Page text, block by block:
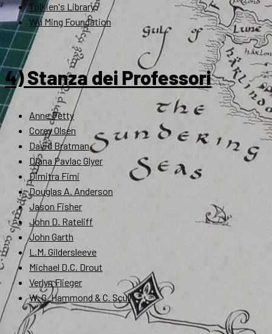
Tolkien's Library
Wu Ming Foundation
4) Stanza dei Professori
Anne Petty
Corey Olsen
David Bratman
Diana Pavlac Glyer
Dimitra Fimi
Douglas A. Anderson
Jason Fisher
John D. Rateliff
John Garth
L.M. Gildersleeve
Michael D.C. Drout
Verlyn Flieger
W. G. Hammond & C. Scull